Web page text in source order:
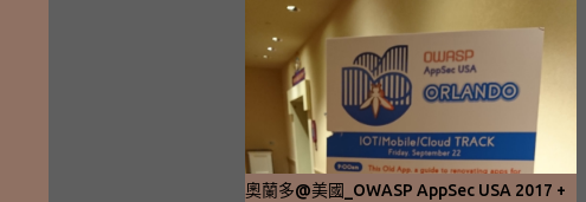
奧蘭多@美國_OWASP AppSec USA 2017 +